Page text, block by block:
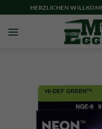
to
content
HERZLICHEN